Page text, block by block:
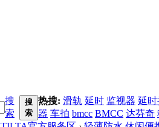
搜
索
搜
索
热搜: 滑轨 延时 监视器 延
器 车拍 bmcc BMCC 达芬奇